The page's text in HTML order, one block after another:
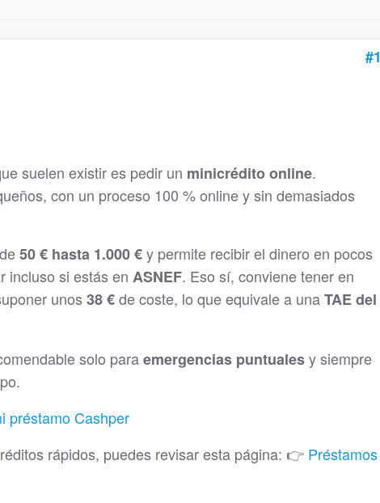
#1
suelen existir es pedir un minicrédito online.
con un proceso 100 % online y sin demasiados
50 € hasta 1.000 €y permite recibir el dinero en pocos
incluso si estás en ASNEF. Eso sí, conviene tener en
unos 38 €de coste, lo que equivale a unaTAE del
solo paraemergencias puntualesy siempre
préstamo Cashper
rápidos, puedes revisar esta página: 👉 Préstamos